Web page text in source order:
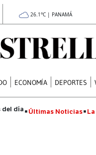
26.1°C | PANAMÁ
ECONOMÍA DEPORTES
Últimas Noticias